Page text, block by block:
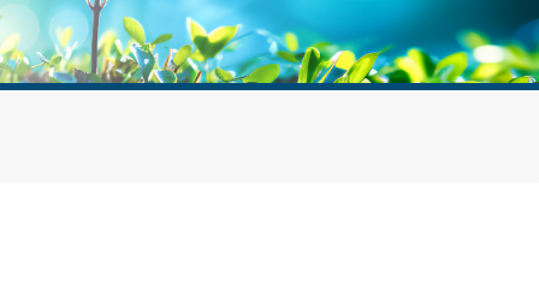
のマネージドサービス
ング プラットフォーム
トモビリティ
解説
学ぼう ArcGIS
ルサイト